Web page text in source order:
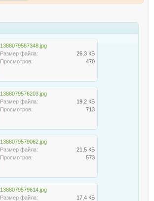
1388079587348.jpg
Размер файла:
26,3 КБ
Просмотров:
470
1388079576203.jpg
Размер файла:
19,2 КБ
Просмотров:
713
1388079579062.jpg
Размер файла:
21,5 КБ
Просмотров:
573
1388079579614.jpg
Размер файла:
17,4 КБ